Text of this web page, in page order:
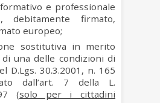
e professionale
debitamente firmato,
europeo;
sostitutiva in merito
una delle condizioni di
D.Lgs. 30.3.2001, n. 165
dall’art. 7 della L.
(solo per i cittadini